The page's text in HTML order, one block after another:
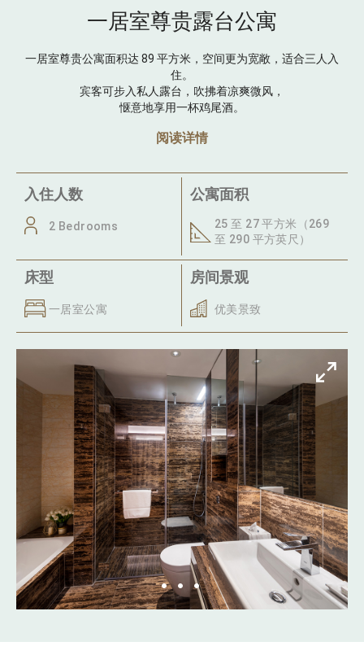
一居室尊贵露台公寓
一居室尊贵公寓面积达 89 平方米，空间更为宽敞，适合三人入
住。
宾客可步入私人露台，吹拂着凉爽微风，
惬意地享用一杯鸡尾酒。
阅读详情
入住人数
2 Bedrooms
公寓面积
25 至 27 平方米（269
至 290 平方英尺）
床型
一居室公寓
房间景观
优美景致